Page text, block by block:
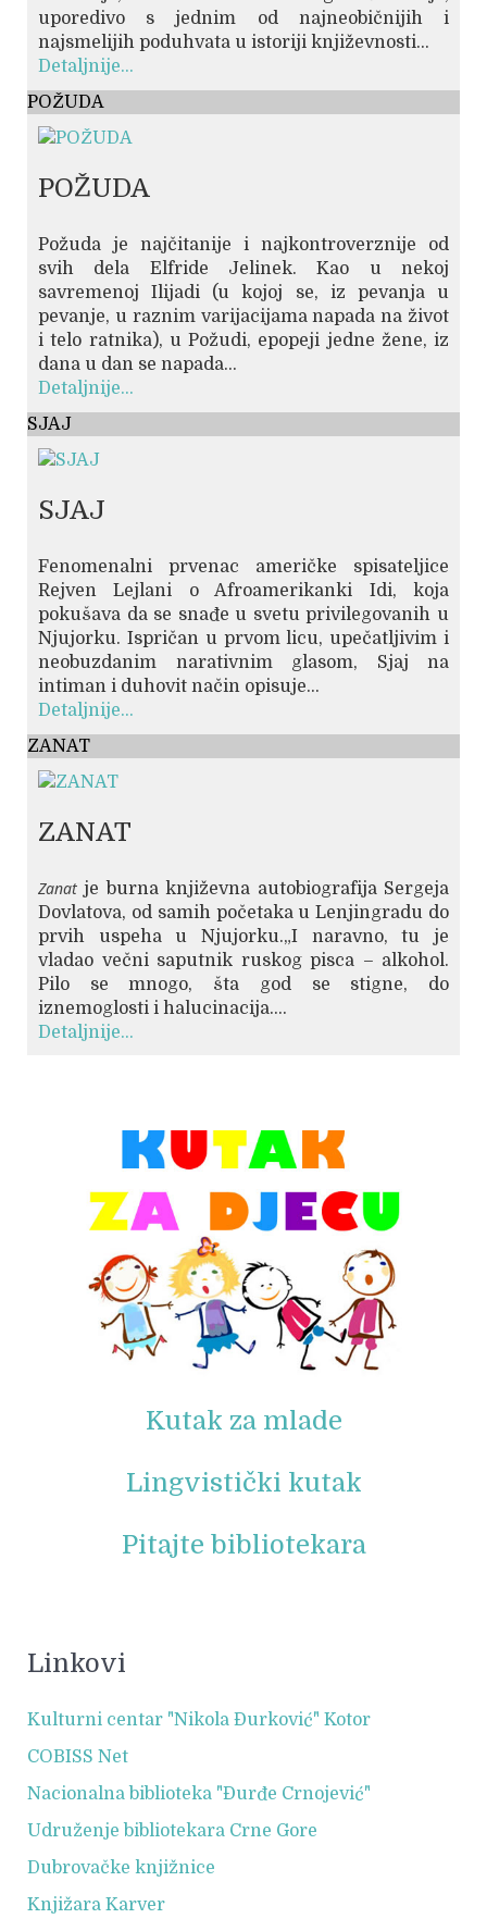
uporedivo s jednim od najneobičnijih i
najsmelijih poduhvata u istoriji književnosti...
Detaljnije...
POŽUDA
POŽUDA
Požuda je najčitanije i najkontroverznije od
svih dela Elfride Jelinek. Kao u nekoj
savremenoj Ilijadi (u kojoj se, iz pevanja u
pevanje, u raznim varijacijama napada na život
i telo ratnika), u Požudi, epopeji jedne žene, iz
dana u dan se napada...
Detaljnije...
SJAJ
SJAJ
Fenomenalni prvenac američke spisateljice
Rejven Lejlani o Afroamerikanki Idi, koja
pokušava da se snađe u svetu privilegovanih u
Njujorku. Ispričan u prvom licu, upečatljivim i
neobuzdanim narativnim glasom, Sjaj na
intiman i duhovit način opisuje...
Detaljnije...
ZANAT
ZANAT
Zanat je burna književna autobiografija Sergeja
Dovlatova, od samih početaka u Lenjingradu do
prvih uspeha u Njujorku.„I naravno, tu je
vladao večni saputnik ruskog pisca – alkohol.
Pilo se mnogo, šta god se stigne, do
iznemoglosti i halucinacija....
Detaljnije...
Kutak za mlade
Lingvistički kutak
Pitajte bibliotekara
Linkovi
Kulturni centar "Nikola Đurković" Kotor
COBISS Net
Nacionalna biblioteka "Đurđe Crnojević"
Udruženje bibliotekara Crne Gore
Dubrovačke knjižnice
Knjižara Karver